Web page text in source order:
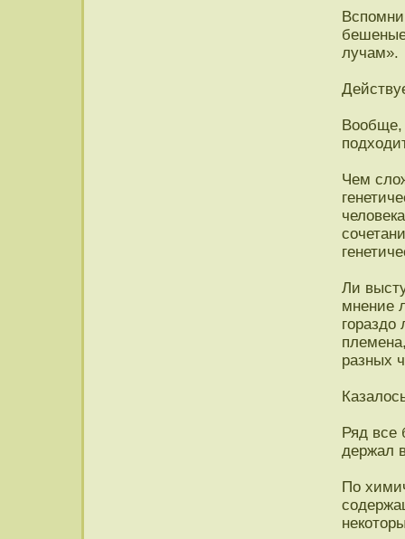
лучам».
Вообще,
Чем
Ли
мнение
гораздо
разных
Ряд все
держал
По